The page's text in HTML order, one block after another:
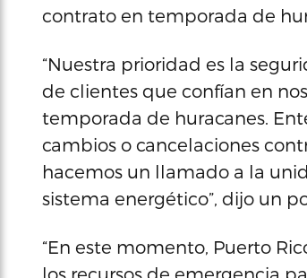
contrato en temporada de
“Nuestra prioridad es la
de clientes que confían en
temporada de huracanes.
cambios o cancelaciones
hacemos un llamado a la
sistema energético”, dijo un
“En este momento, Puerto
los recursos de emergencia